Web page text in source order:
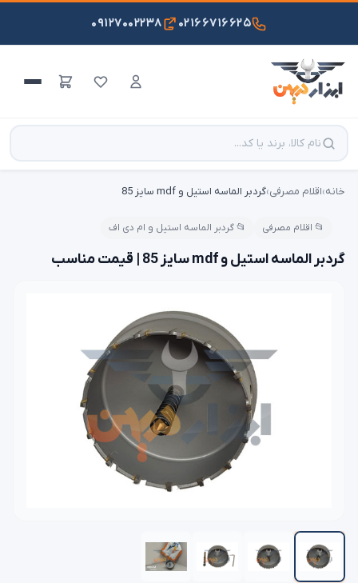
۰۲۱۶۶۷۱۶۶۲۵ ۰۹۱۲۷۰۰۲۲۳۸
خانه›اقلام مصرفی›گردبر الماسه استیل و mdf سایز 85
📂 اقلام مصرفی 📂 گردبر الماسه استیل و ام دی اف
گردبر الماسه استیل و mdf سایز 85 | قیمت مناسب